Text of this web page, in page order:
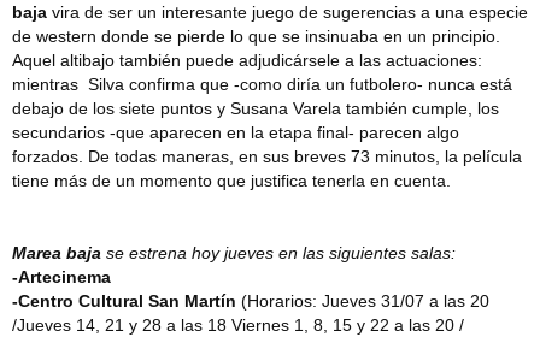
baja vira de ser un interesante juego de sugerencias a una especie
de western donde se pierde lo que se insinuaba en un principio.
Aquel altibajo también puede adjudicársele a las actuaciones:
mientras Silva confirma que -como diría un futbolero- nunca está
debajo de los siete puntos y Susana Varela también cumple, los
secundarios -que aparecen en la etapa final- parecen algo
forzados. De todas maneras, en sus breves 73 minutos, la película
tiene más de un momento que justifica tenerla en cuenta.
Marea baja se estrena hoy jueves en las siguientes salas:
-Artecinema
-Centro Cultural San Martín (Horarios: Jueves 31/07 a las 20
/Jueves 14, 21 y 28 a las 18 Viernes 1, 8, 15 y 22 a las 20 /